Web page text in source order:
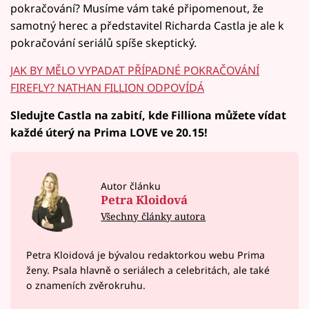
pokračování? Musíme vám také připomenout, že
samotný herec a představitel Richarda Castla je ale k
pokračování seriálů spíše skeptický.
JAK BY MĚLO VYPADAT PŘÍPADNÉ POKRAČOVÁNÍ
FIREFLY? NATHAN FILLION ODPOVÍDÁ
Sledujte Castla na zabití, kde Filliona můžete vídat
každé úterý na Prima LOVE ve 20.15!
Autor článku
Petra Kloidová
Všechny články autora
Petra Kloidová je bývalou redaktorkou webu Prima
ženy. Psala hlavně o seriálech a celebritách, ale také
o znameních zvěrokruhu.